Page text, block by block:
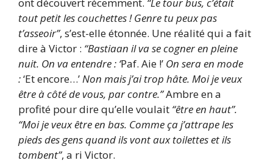
ont découvert récemment. “Le tour bus, c’était
tout petit les couchettes ! Genre tu peux pas
t’asseoir”, s’est-elle étonnée. Une réalité qui a fait
dire à Victor : “Bastiaan il va se cogner en pleine
nuit. On va entendre : ‘Paf. Aie !’ On sera en mode
:‘Et encore…’Non mais j’ai trop hâte. Moi je veux
être à côté de vous, par contre.”Ambre en a
profité pour dire qu’elle voulait “être en haut”.
“Moi je veux être en bas. Comme ça j’attrape les
pieds des gens quand ils vont aux toilettes et ils
tombent”, a ri Victor.